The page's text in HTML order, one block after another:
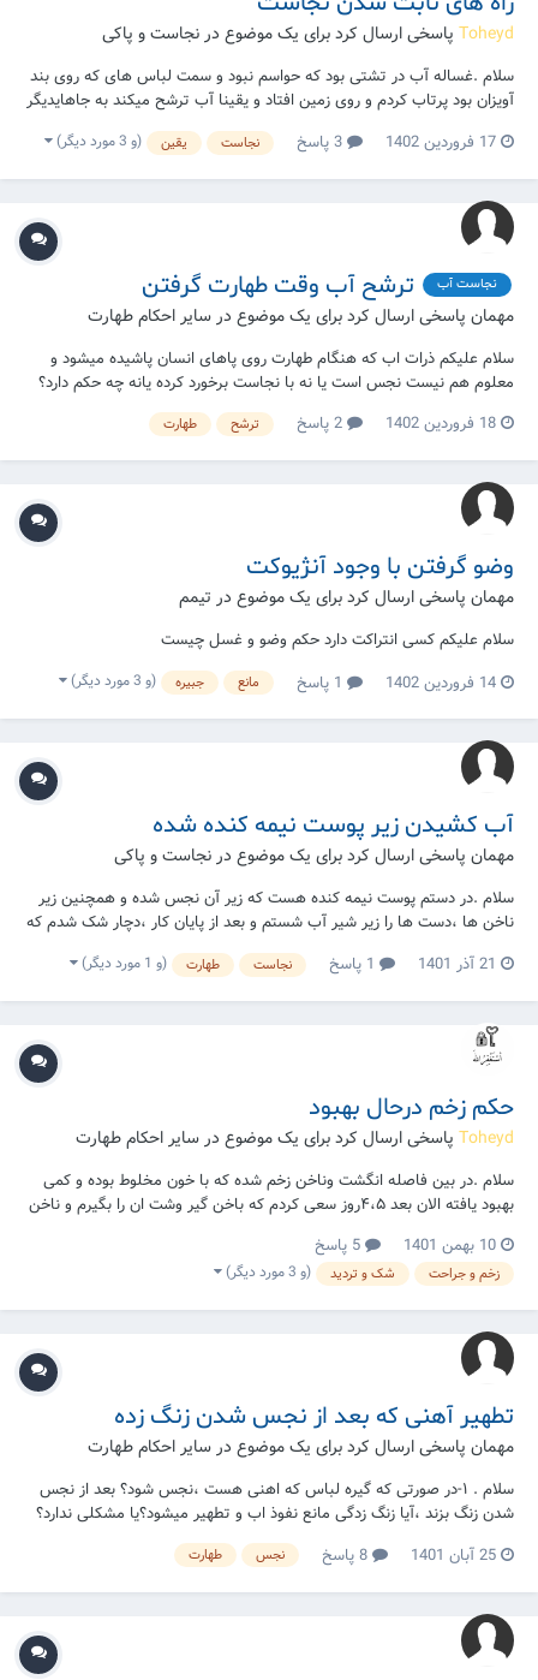
Toheyd پاسخی ارسال کرد برای یک موضوع در نجاست و پاکی
سلام .غساله آب در تشتی بود که حواسم نبود و سمت لباس های که روی بند
آویزان بود پرتاب کردم و روی زمین افتاد و یقینا آب ترشح میکند به جاهایدیگر
کمتر بود ؟ و در عرض ۱ متری با محل بدخورد غساله؟ ۲-هنگام برخورد غساله
به زمین و ترا...
17 فروردین 1402 نجاست یقین (و 3 مورد دیگر)
نجاست آب ترشح آب وقت طهارت گرفتن
مهمان پاسخی ارسال کرد برای یک موضوع در سایر احکام طهارت
سلام علیکم ذرات اب که هنگام طهارت روی پاهای انسان پاشیده میشود و
معلوم هم نیست نجس است یا نه با نجاست برخورد کرده یانه چه حکم دارد؟
18 فروردین 1402
ترشح طهارت
وضو گرفتن با وجود آنژیوکت
مهمان پاسخی ارسال کرد برای یک موضوع در تیمم
سلام علیکم کسی انتراکت دارد حکم وضو و غسل چیست
14 فروردین 1402
مانع جبیره (و 3 مورد دیگر)
آب کشیدن زیر پوست نیمه کنده شده
مهمان پاسخی ارسال کرد برای یک موضوع درنجاست و پاکی
سلام .در دستم پوست نیمه کنده هست که زیر آن نجس شده و همچنین زیر
ناخن ها ،دست ها را زیر شیر آب شستم و بعد از پایان کار ،دچار شک شدم که
روی پوست نیمه کنده دست کشیدم که آب نفوذ کند یا نه و یا زیر ناخن ها آب
رفته یا نه و گاهی هم فراموشی در کار ها دارم ؟آیا پاک است یا نجس؟ ایت
الله سیستانی
21 آذر 1401 نجاست طهارت (و 1 مورد دیگر)
حکم زخم درحال بهبود
Toheyd پاسخی ارسال کرد برای یک موضوع در سایر احکام طهارت
سلام .در بین فاصله انگشت وناخن زخم شده که با خون مخلوط بوده و کمی
بهبود یافته الان بعد ۴،۵روز سعی کردم که باخن گیر وشت ان را بگیرم و ناخن
سرخی گوشت ،آیا با وجود آن میدانم قبل خون بوده الان پاک است یا نه؟! ایت
الله سید علی سیستان...
10 بهمن 1401
زخم و جراحت شک و تردید (و 3 مورد دیگر)
تطهیر آهنی که بعد از نجس شدن زنگ زده
مهمان پاسخی ارسال کرد برای یک موضوع در سایر احکام طهارت
سلام . ۱-در صورتی که گیره لباس که اهنی هست ،نجس شود؟ بعد از نجس
شدن زنگ بزند ،آیا زنگ زدگی مانع نفوذ اب و تطهیر میشود؟یا مشکلی ندارد؟
۲-در صورتی که گیره ها زنگ زده که نجس هست خیس باشند باید اول خشک
کرد بعد تطهیر کرد ؟یا مشکلی ندارد؟ ایت الله سیستانی
25 آبان 1401 نجس طهارت